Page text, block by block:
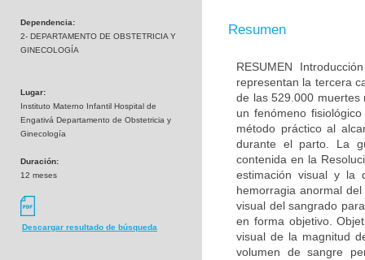
Dependencia:
2- DEPARTAMENTO DE OBSTETRICIA Y
GINECOLOGÍA
Lugar:
Instituto Materno Infantil Hospital de
Engativá Departamento de Obstetricia y
Ginecología
Duración:
12 meses
Descargar resultado de búsqueda
Resumen
RESUMEN
representan la tercera
de las 529.000 muertes
un fenómeno
método práctico al
durante el parto. La
contenida en la
estimación visual y la
hemorragia anormal
visual del sangrado
en forma objetivo.
visual de la magnitud
volumen de sangre